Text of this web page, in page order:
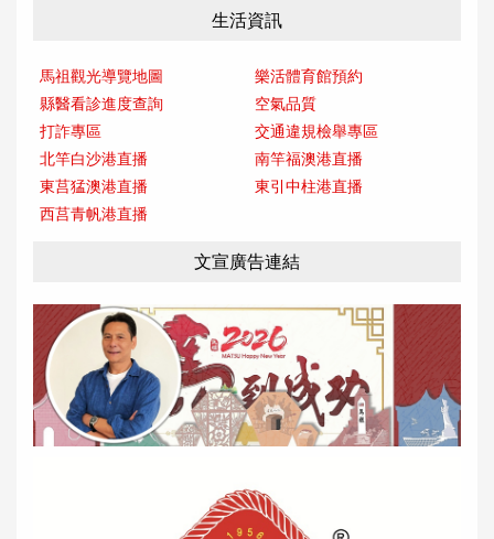
生活資訊
馬祖觀光導覽地圖
樂活體育館預約
縣醫看診進度查詢
空氣品質
打詐專區
交通違規檢舉專區
北竿白沙港直播
南竿福澳港直播
東莒猛澳港直播
東引中柱港直播
西莒青帆港直播
文宣廣告連結